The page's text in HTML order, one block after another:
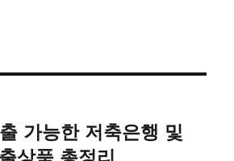
가능한 저축은행 및